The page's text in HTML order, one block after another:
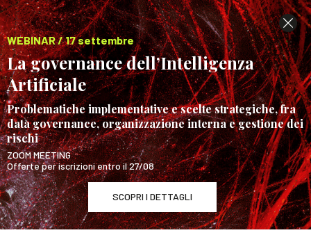
WEBINAR / 17 settembre
La governance dell’Intelligenza
Artificiale
Problematiche implementative e scelte strategiche, fra
data governance, organizzazione interna e gestione dei
rischi
ZOOM MEETING
Offerte per iscrizioni entro il 27/08
SCOPRI I DETTAGLI